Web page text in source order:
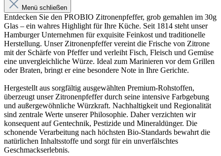
Menü schließen
Entdecken Sie den PROBIO Zitronenpfeffer, grob gemahlen im 30g
Glas – ein wahres Highlight für Ihre Küche. Seit 1814 steht unser
Hamburger Unternehmen für exquisite Feinkost und traditionelle
Herstellung. Unser Zitronenpfeffer vereint die Frische von Zitrone
mit der Schärfe von Pfeffer und verleiht Fisch, Fleisch und Gemüse
eine unvergleichliche Würze. Ideal zum Marinieren vor dem Grillen
oder Braten, bringt er eine besondere Note in Ihre Gerichte.
Hergestellt aus sorgfältig ausgewählten Premium-Rohstoffen,
überzeugt unser Zitronenpfeffer durch seine intensive Farbgebung
und außergewöhnliche Würzkraft. Nachhaltigkeit und Regionalität
sind zentrale Werte unserer Philosophie. Daher verzichten wir
konsequent auf Gentechnik, Pestizide und Mineraldünger. Die
schonende Verarbeitung nach höchsten Bio-Standards bewahrt die
natürlichen Inhaltsstoffe und sorgt für ein unverfälschtes
Geschmackserlebnis.